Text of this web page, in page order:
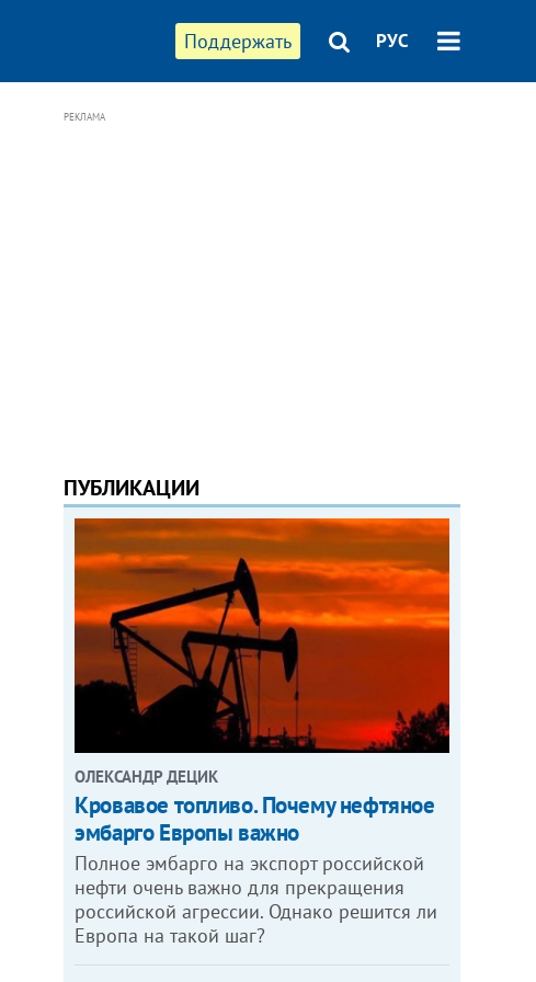
Поддержать РУС
РЕКЛАМА
ПУБЛИКАЦИИ
ОЛЕКСАНДР ДЕЦИК
Кровавое топливо. Почему нефтяное
эмбарго Европы важно
Полное эмбарго на экспорт российской
нефти очень важно для прекращения
российской агрессии. Однако решится ли
Европа на такой шаг?